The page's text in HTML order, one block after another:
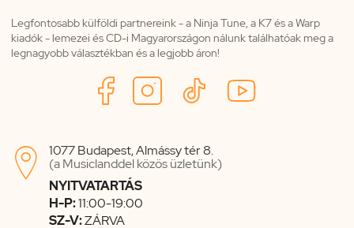
Legfontosabb külföldi partnereink - a Ninja Tune, a K7 és a Warp
kiadók - lemezei és CD-i Magyarországon nálunk találhatóak meg a
legnagyobb választékban és a legjobb áron!

1077 Budapest, Almássy tér 8.
(a Musiclanddel közös üzletünk)
NYITVATARTÁS
H-P:11:00-19:00
SZ-V:ZÁRVA